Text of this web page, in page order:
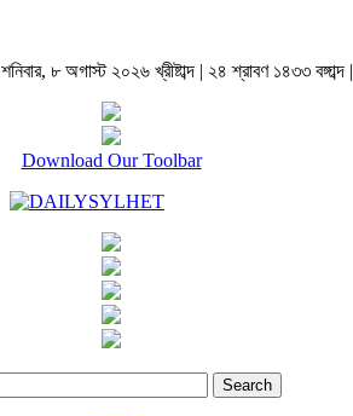
শনিবার, ৮ অগাস্ট ২০২৬ খ্রীষ্টাব্দ | ২৪ শ্রাবণ ১৪৩৩ বঙ্গাব্দ |
Download Our Toolbar